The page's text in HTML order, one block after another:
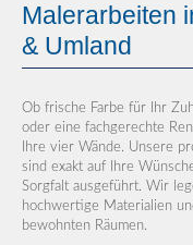
Malerarbeiten
& Umland
Ob frische Farbe für Ihr
oder eine fachgerechte
Ihre vier Wände. Unsere
sind exakt auf Ihre
Sorgfalt ausgeführt. Wir
hochwertige Materialien
bewohnten Räumen.